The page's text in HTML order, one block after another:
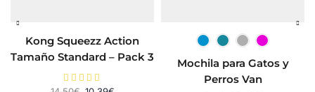
Kong Squeezz Action
Tamaño Standard – Pack 3
Pelotas para Perros
Mochila para Gatos y
Perros Van